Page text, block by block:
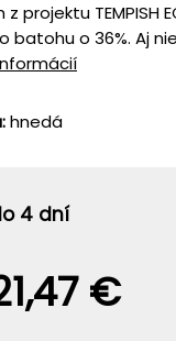
z projektu
batohu o 36%. Aj
hnedá
4 dní
€